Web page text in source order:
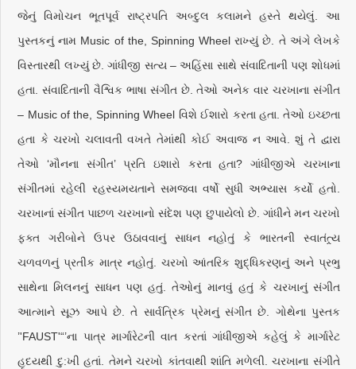
જેનું વિમોચન ભૂતપૂર્વ રાષ્ટ્રપતિ અબ્દુલ કલામને હસ્તે થયેલું. આ
પુસ્તકનું નામ Music of the, Spinning Wheel રાખ્યું છે. તે અંગે લેખકે
વિસ્તારથી લખ્યું છે. ગાંધીજી સત્ય – અહિંસા સાથે સંવાદિતાની પણ શોધમાં
હતા. સંવાદિતાની વૈશ્વિક ભાષા સંગીત છે. તેઓ અનેક વાર ચરખાના સંગીત
– Music of the, Spinning Wheel વિશે ઈશારો કરતા હતા. તેઓ ઇચ્છતા
હતા કે ચરખો ચલાવતી વખતે તેમાંથી કોઈ અવાજ ન આવે. શું તે દ્વારા
તેઓ ‘મૌનના સંગીત’ પ્રતિ ઇશારો કરતા હતા? ગાંધીજીએ ચરખાના
સંગીતમાં રહેલી રહસ્યમયતાને સમજવા વર્ષો સુધી અભ્યાસ કર્યો હતો.
ચરખાનાં સંગીત પાછળ ચરખાનો સંદેશ પણ છુપાયેલો છે. ગાંધીને મન ચરખો
ફક્ત ગરીબોને ઉપર ઉઠાવવાનું સાધન નહોતું કે ભારતની સ્વાતંત્ર્ય
ચળવળનું પ્રતીક માત્ર નહોતું. ચરખો આંતરિક શુદ્ધિકરણનું અને પ્રભુ
સાથેના મિલનનું સાધન પણ હતું. તેઓનું માનવું હતું કે ચરખાનું સંગીત
આત્માને સૂઝ આપે છે. તે સાર્વત્રિક પ્રેમનું સંગીત છે. ગોથેના પુસ્તક
’'FAUST'“’ના પાત્ર માર્ગારેટની વાત કરતાં ગાંધીજીએ કહેલું કે માર્ગારેટ
હૃદયથી દુ:ખી હતાં. તેમને ચરખો કાંતવાથી શાંતિ મળેલી. ચરખાના સંગીતે